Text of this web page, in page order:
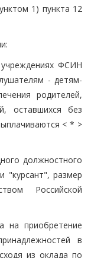
1) пункта 12
ФСИН
- детям-
родителей,
оставшихся без
< * >
должностного
"курсант", размер
Российской
на приобретение
в
из оклада по